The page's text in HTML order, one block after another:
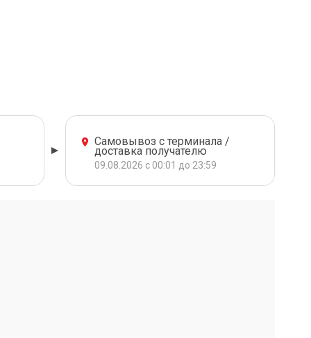
Самовывоз с терминала /
доставка получателю
09.08.2026 с 00:01 до 23:59